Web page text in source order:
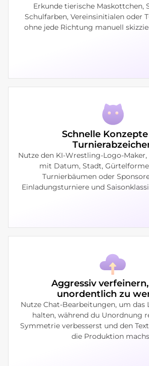
Erkunde tierische Maskottchen,
Schulfarben, Vereinsinitialen oder
ohne jede Richtung manuell
Schnelle
Nutze den KI-Wrestling-Logo-
mit Datum, Stadt,
Turnierbäumen oder
Einladungsturniere und
Aggressiv
unordentlich zu
Nutze Chat-Bearbeitungen, um das
halten, während du Unordnung
Symmetrie verbesserst und den
die Produktion